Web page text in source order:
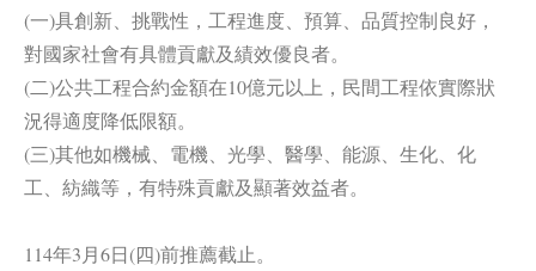
(一)具創新、挑戰性，工程進度、預算、品質控制良好，
對國家社會有具體貢獻及績效優良者。
(二)公共工程合約金額在10億元以上，民間工程依實際狀
況得適度降低限額。
(三)其他如機械、電機、光學、醫學、能源、生化、化
工、紡織等，有特殊貢獻及顯著效益者。
114年3月6日(四)前推薦截止。